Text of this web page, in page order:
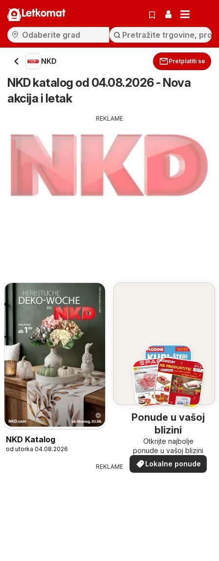
Letkomat
NKD Pretplatiti se
NKD katalog od 04.08.2026 - Nova
akcija i letak
REKLAME
NKD Katalog
od utorka 04.08.2026
Ponude u vašoj
blizini
Otkrijte najbolje
ponude u vašoj blizini
Lokalne ponude
REKLAME